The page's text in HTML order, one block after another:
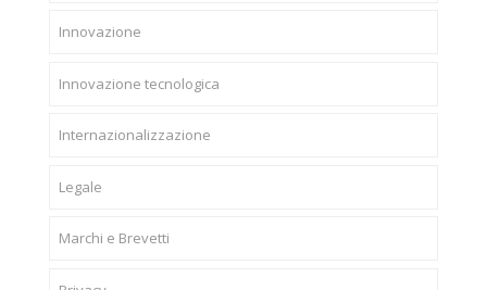
Innovazione
Innovazione tecnologica
Internazionalizzazione
Legale
Marchi e Brevetti